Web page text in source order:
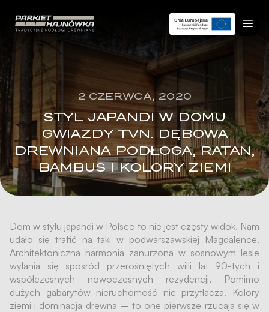
2 CZERWCA, 2020
STYL JAPANDI W DOMU
GWIAZDY TVN. DĘBOWA
DREWNIANA PODŁOGA, RATAN,
BAMBUS I KOLORY ZIEMI
Dom w stylu japandi w Polsce to nie jest częsty widok. Nam
udało się trafić na taki w podwarszawskiej Magdalence.
Architektoniczna harmonia zanurzona w sosnowym lesie
wyłania się spośród przerośniętych willi lat 90-tych i
współczesnych nowoczesnych rezydencji. Pomimo
dużych gabarytów nieruchomość nie przytłacza. Kolory
ziemi i dominacja drewna – to one pierwsze rzucają się w